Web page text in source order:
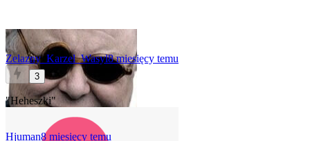
Zelazny_Karzel_Wasyl8 miesięcy temu
3
"Heheszki"
Hjuman8 miesięcy temu